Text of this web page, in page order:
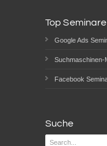
Top Seminare
Google Ads
Suchmaschinen-
Facebook
Suche